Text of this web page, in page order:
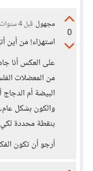
0
مجهول قبل 4 سنوات
استهزاء! من أين
على العكس أنا
من المعضلات
البيضة أم الدجاج
والكون بشكل
بنقطة محددة لكي
أرجو أن تكون